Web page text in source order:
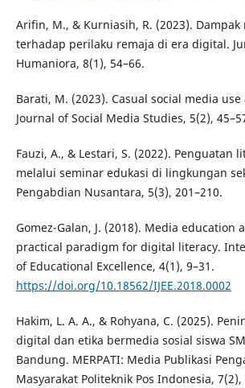
Arifin, M., & Kurniasih, R. (2023). Dampak
terhadap perilaku remaja di era digital.
Humaniora, 8(1), 54–66.
Barati, M. (2023). Casual social media
Journal of Social Media Studies, 5(2),
Fauzi, A., & Lestari, S. (2022). Penguatan
melalui seminar edukasi di lingkungan
Pengabdian Nusantara, 5(3), 201–210.
Gomez-Galan, J. (2018). Media education
practical paradigm for digital literacy.
of Educational Excellence, 4(1), 9–31.
https://doi.org/10.18562/IJEE.2018.0002
Hakim, L. A. A., & Rohyana, C. (2025).
digital dan etika bermedia sosial siswa
Bandung. MERPATI: Media Publikasi
Masyarakat Politeknik Pos Indonesia, 7(2),